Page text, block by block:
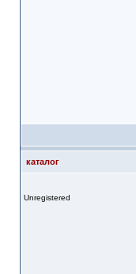
каталог
Unregistered